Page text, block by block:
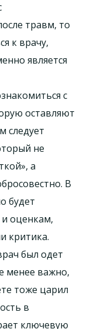
травм, то
к врачу,
является
с
оставляют
следует
не
а
В
будет
оценкам,
критика.
был одет
менее важно,
тоже царил
в
ключевую